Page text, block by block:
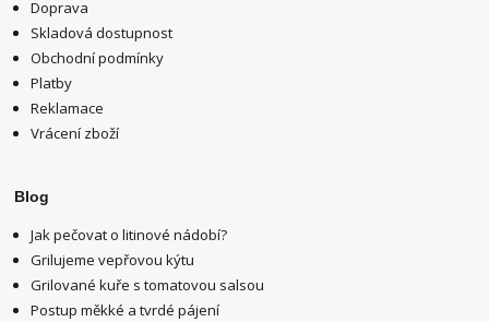
Doprava
Skladová dostupnost
Obchodní podmínky
Platby
Reklamace
Vrácení zboží
Blog
Jak pečovat o litinové nádobí?
Grilujeme vepřovou kýtu
Grilované kuře s tomatovou salsou
Postup měkké a tvrdé pájení